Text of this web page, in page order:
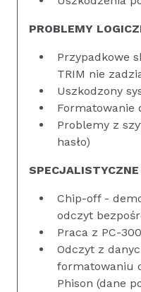
PROBLEMY
Przypadkowe
TRIM nie
Uszkodzony
Formatowanie
Problemy z
hasło)
Chip-off -
odczyt
Praca z PC-
Odczyt z
formatowaniu
Phison (dane